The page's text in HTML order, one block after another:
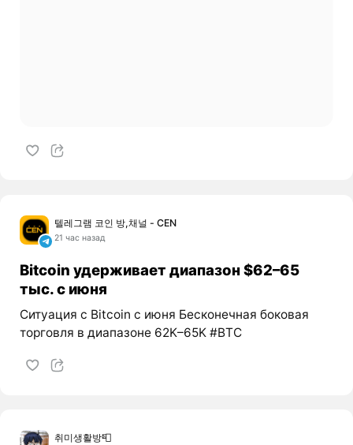
텔레그램 코인 방,채널 - CEN
21 час назад
Bitcoin удерживает диапазон $62–65
тыс. с июня
Ситуация с Bitcoin с июня Бесконечная боковая
торговля в диапазоне 62K–65K #BTC
취미생활방📮